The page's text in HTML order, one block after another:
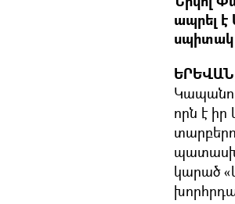
ապրել է
սպիտակ
ԵՐԵՎԱՆ,
որն է
կարած